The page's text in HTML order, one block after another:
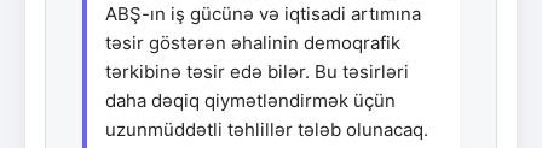
ABŞ-ın iş gücünə və iqtisadi artımına
təsir göstərən əhalinin demoqrafik
tərkibinə təsir edə bilər. Bu təsirləri
daha dəqiq qiymətləndirmək üçün
uzunmüddətli təhlillər tələb olunacaq.